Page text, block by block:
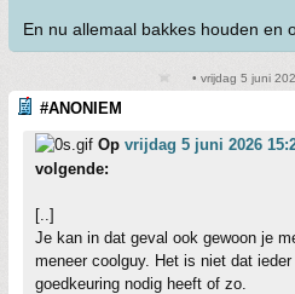
En nu allemaal bakkes houden en
• vrijdag 5 juni
#ANONIEM
Op vrijdag 5 juni 2026
volgende:
[..]
Je kan in dat geval ook gewoon je
meneer coolguy. Het is niet dat
goedkeuring nodig heeft of zo.